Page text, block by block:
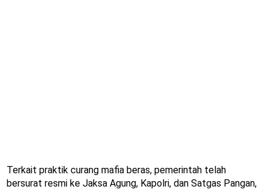
Terkait praktik curang mafia beras, pemerintah telah
bersurat resmi ke Jaksa Agung, Kapolri, dan Satgas Pangan,